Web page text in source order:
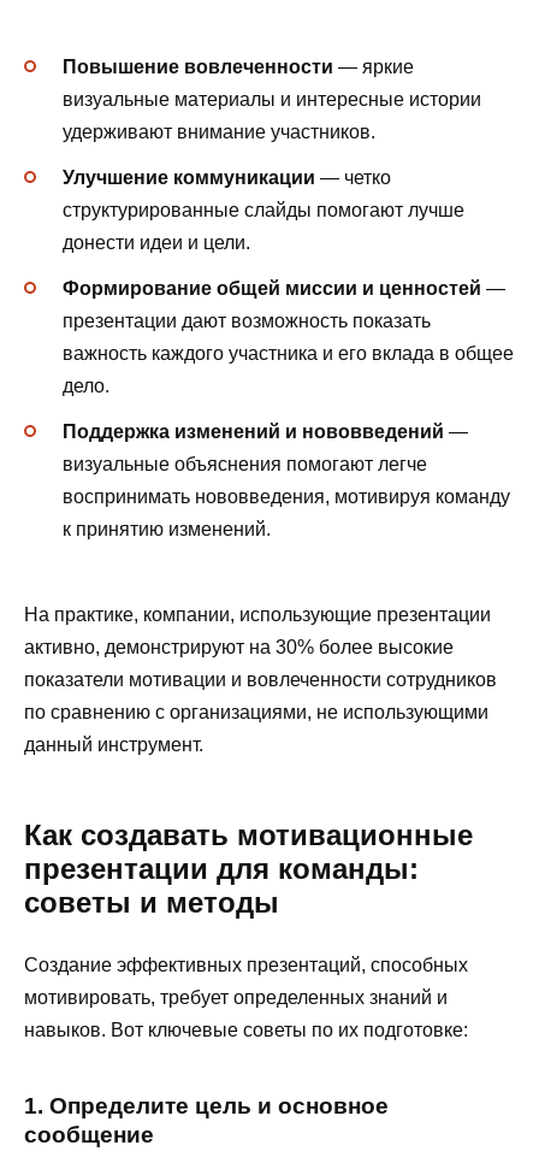
Повышение вовлеченности — яркие
визуальные материалы и интересные истории
удерживают внимание участников.
Улучшение коммуникации — четко
структурированные слайды помогают лучше
донести идеи и цели.
Формирование общей миссии и ценностей —
презентации дают возможность показать
важность каждого участника и его вклада в общее
дело.
Поддержка изменений и нововведений —
визуальные объяснения помогают легче
воспринимать нововведения, мотивируя команду
к принятию изменений.
На практике, компании, использующие презентации
активно, демонстрируют на 30% более высокие
показатели мотивации и вовлеченности сотрудников
по сравнению с организациями, не использующими
данный инструмент.
Как создавать мотивационные
презентации для команды:
советы и методы
Создание эффективных презентаций, способных
мотивировать, требует определенных знаний и
навыков. Вот ключевые советы по их подготовке:
1. Определите цель и основное
сообщение